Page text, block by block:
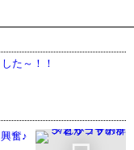
た～！！
奮♪